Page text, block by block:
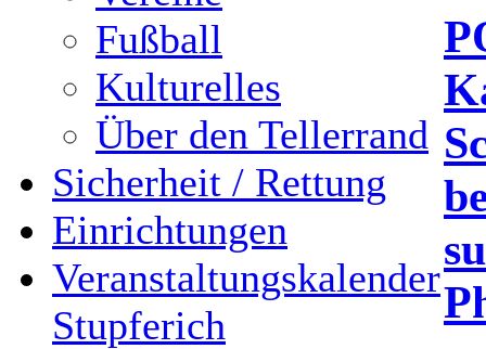
Fußball
Kulturelles
Über den Tellerrand
Sicherheit / Rettung
Einrichtungen
Veranstaltungskalender
Stupferich